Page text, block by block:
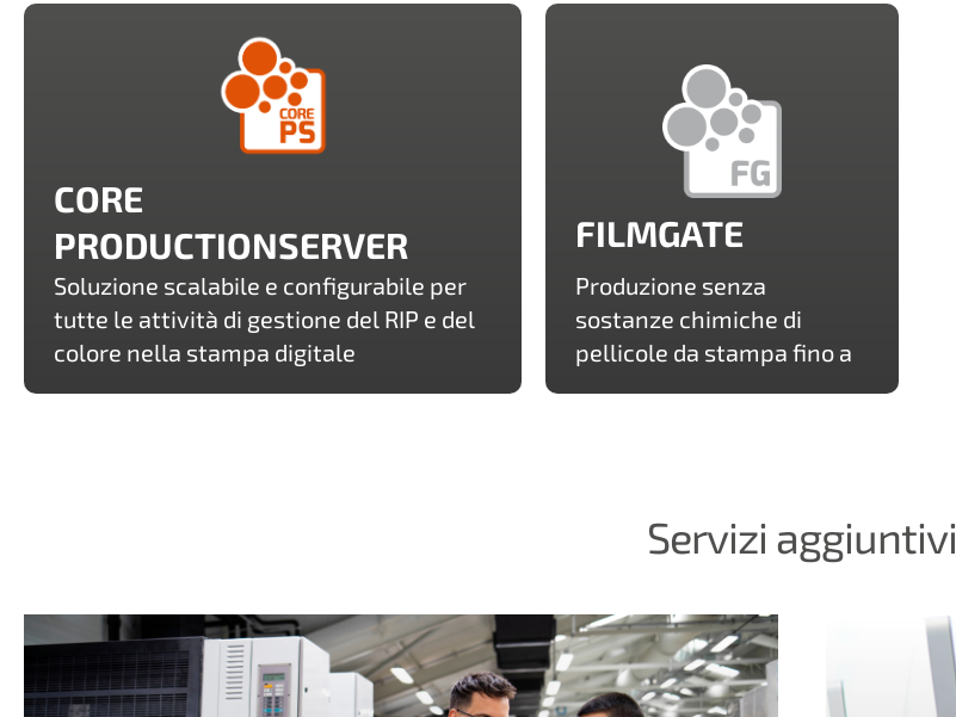
CORE
PRODUCTIONSERVER
Soluzione scalabile e configurabile per
tutte le attività di gestione del RIP e del
colore nella stampa digitale
FILMGATE
Produzione senza
sostanze chimiche di
pellicole da stampa fino a
Servizi aggiuntivi